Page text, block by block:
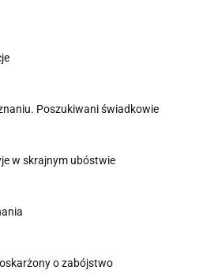
Poszukiwani świadkowie
w skrajnym ubóstwie
o zabójstwo